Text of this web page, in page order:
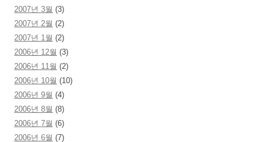
2007년 3월 (3)
2007년 2월 (2)
2007년 1월 (2)
2006년 12월 (3)
2006년 11월 (2)
2006년 10월 (10)
2006년 9월 (4)
2006년 8월 (8)
2006년 7월 (6)
2006년 6월 (7)